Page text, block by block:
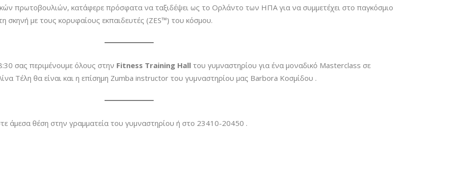
πρωτοβουλιών, κατάφερε πρόσφατα να ταξιδέψει ως το Ορλάντο των ΗΠΑ για να συμμετέχει στο παγκόσμιο
σκηνή με τους κορυφαίους εκπαιδευτές (ΖES™) του κόσμου.
σας περιμένουμε όλους στην Fitness Training Hall του γυμναστηρίου για ένα μοναδικό Masterclass σε
Τέλη θα είναι και η επίσημη Zumba instructor του γυμναστηρίου μας Barbora Κοσμίδου .
άμεσα θέση στην γραμματεία του γυμναστηρίου ή στο 23410-20450 .